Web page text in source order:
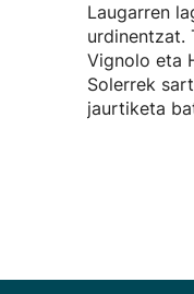
Laugarren
urdinentzat.
Vignolo eta
Solerrek
jaurtiketa